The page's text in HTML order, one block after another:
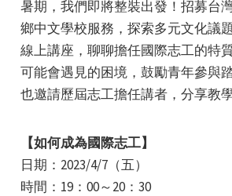
暑期，我們即將整裝出發！招募台
鄉中文學校服務，探索多元文化議
線上講座，聊聊擔任國際志工的特
可能會遇見的困境，鼓勵青年參與
也邀請歷屆志工擔任講者，分享教
【如何成為國際志工】
日期：2023/4/7（五）
時間：19：00～20：30